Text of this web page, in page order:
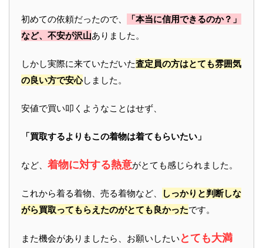
初めての依頼だったので、
「本当に信用できるのか？」
など、不安が沢山ありました。
しかし実際に来ていただいた査定員の方はとても雰囲気
の良い方で安心しました。
安値で買い叩くようなことはせず、
「買取するよりもこの着物は着てもらいたい」
など、 着物に対する熱意がとても感じられました。
これから着る着物、売る着物など、
しっかりと判断しな
がら買取ってもらえたのがとても良かったです。
また機会がありましたら、お願いしたい とても大満